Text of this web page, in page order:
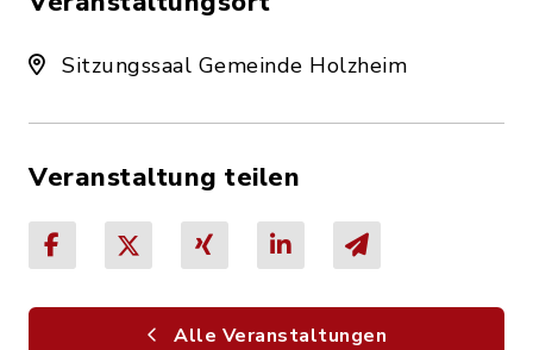
Sitzungssaal Gemeinde Holzheim
Veranstaltung teilen
Alle Veranstaltungen